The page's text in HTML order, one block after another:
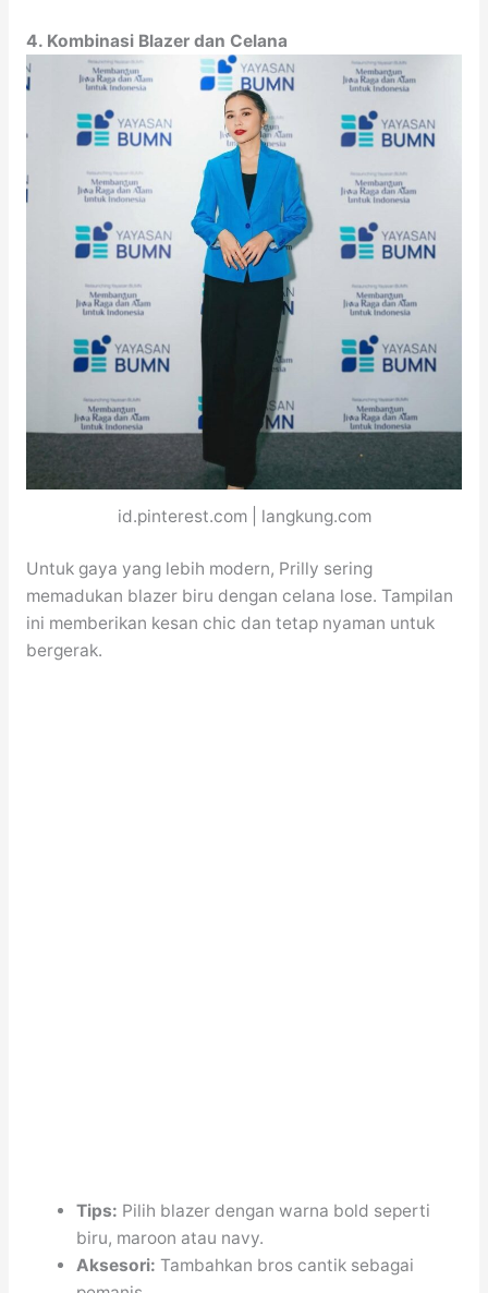
4. Kombinasi Blazer dan Celana
id.pinterest.com | langkung.com
Untuk gaya yang lebih modern, Prilly sering
memadukan blazer biru dengan celana lose. Tampilan
ini memberikan kesan chic dan tetap nyaman untuk
bergerak.
Tips: Pilih blazer dengan warna bold seperti
biru, maroon atau navy.
Aksesori: Tambahkan bros cantik sebagai